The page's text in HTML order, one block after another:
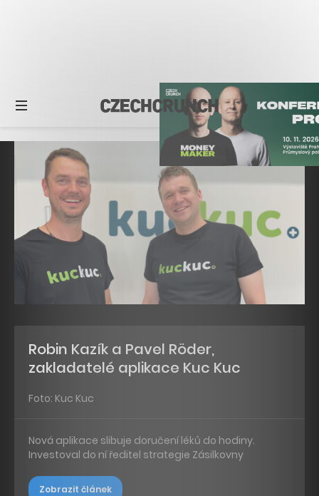
Robin Kazík a Pavel Röder,
zakladatelé aplikace Kuc Kuc
Foto: Kuc Kuc
Nová aplikace slibuje doručení léků do hodiny.
Investoval do ní ředitel strategie Zásilkovny
Zobrazit článek